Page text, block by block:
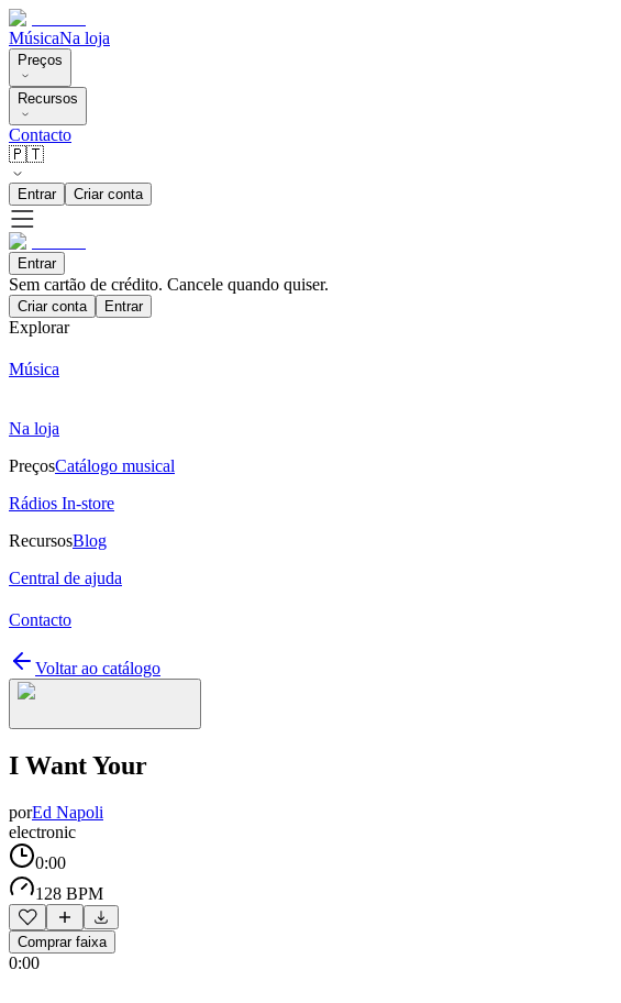
MúsicaNa loja
Preços
Recursos
Contacto
🇵🇹
Entrar Criar conta
Entrar
Sem cartão de crédito. Cancele quando quiser.
Criar conta Entrar
Explorar
Música
Na loja
PreçosCatálogo musical
Rádios In-store
RecursosBlog
Central de ajuda
Contacto
Voltar ao catálogo
I Want Your
porEd Napoli
electronic
0:00
128 BPM
Comprar faixa
0:00